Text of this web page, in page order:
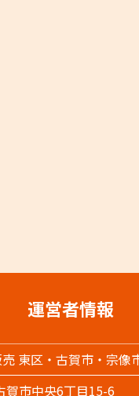
運営者情報
東区・古賀市・宗像
市中央6丁目15-6